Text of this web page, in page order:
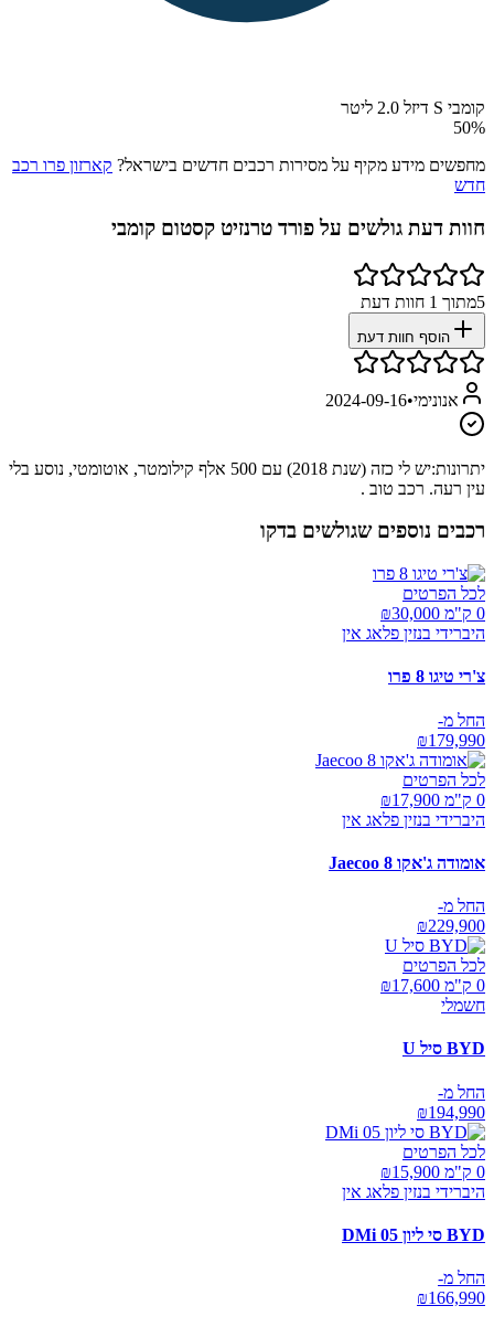
קומבי S דיזל 2.0 ליטר
50%
מחפשים מידע מקיף על מסירות רכבים חדשים בישראל? קארזון פרו רכב
חדש
חוות דעת גולשים על פורד טרנזיט קסטום קומבי
5מתוך 1 חוות דעת
הוסף חוות דעת
אנונימי•
2024-09-16
יתרונות:
יש לי כזה (שנת 2018) עם 500 אלף קילומטר, אוטומטי, נוסע בלי
עין רעה. רכב טוב .
רכבים נוספים שגולשים בדקו
לכל הפרטים
0 ק"מ ₪
30,000
היברידי בנזין פלאג אין
צ'רי טיגו 8 פרו
החל מ-
₪179,990
לכל הפרטים
0 ק"מ ₪
17,900
היברידי בנזין פלאג אין
אומודה ג'אקו Jaecoo 8
החל מ-
₪229,900
לכל הפרטים
0 ק"מ ₪
17,600
חשמלי
BYD סיל U
החל מ-
₪194,990
לכל הפרטים
0 ק"מ ₪
15,900
היברידי בנזין פלאג אין
BYD סי ליון 05 DMi
החל מ-
₪166,990